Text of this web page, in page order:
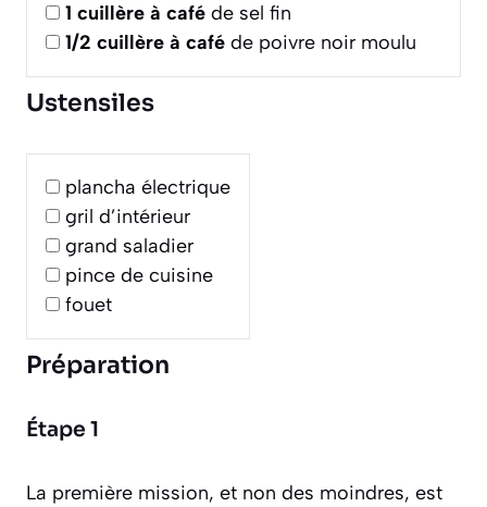
1 cuillère à café de sel fin
1/2 cuillère à café de poivre noir moulu
Ustensiles
plancha électrique
gril d’intérieur
grand saladier
pince de cuisine
fouet
Préparation
Étape 1
La première mission, et non des moindres, est